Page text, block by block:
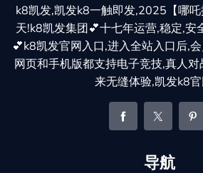
k8凯发,凯发k8一触即发,2025【哪
天!k8凯发集团💕十七年运营,稳定,安
💕k8凯发官网入口,进入全站入口后,
网页和手机版都支持电子竞技,真人
来无缝体验,凯发k8官
导航